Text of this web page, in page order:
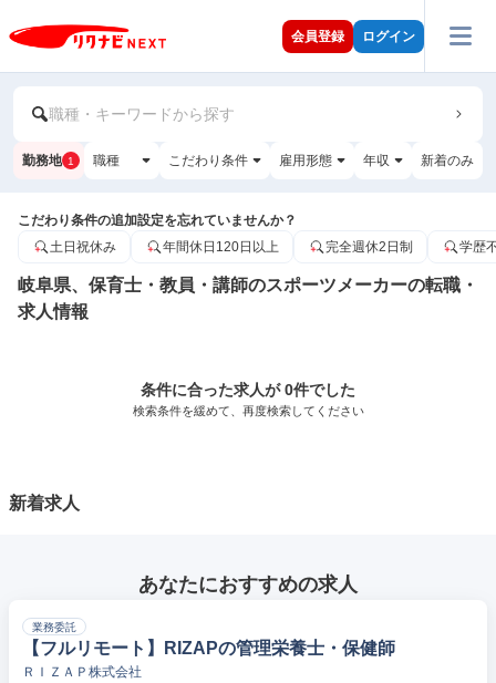
会員登録 ログイン
職種・キーワードから探す
勤務地 1 職種 こだわり条件 雇用形態 年収 新着のみ
こだわり条件の追加設定を忘れていませんか？
土日祝休み
年間休日120日以上 完全週休2日制 学歴
岐阜県、保育士・教員・講師のスポーツメーカーの転職・
求人情報
条件に合った求人が 0件でした
検索条件を緩めて、再度検索してください
新着求人
あなたにおすすめの求人
業務委託
【フルリモート】RIZAPの管理栄養士・保健師
ＲＩＺＡＰ株式会社